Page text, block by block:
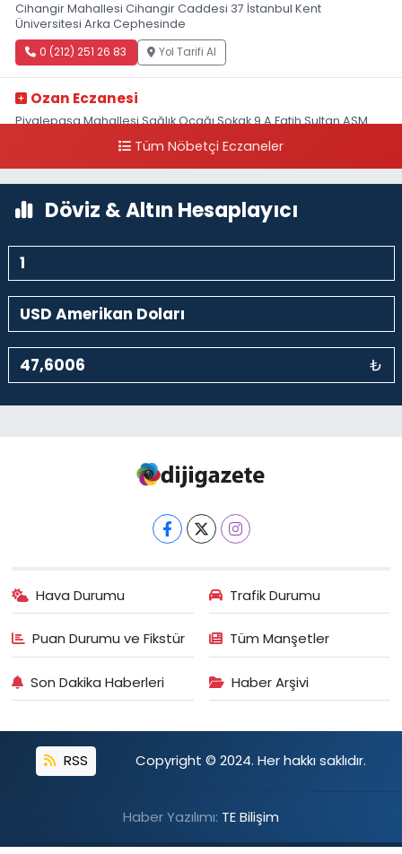
Cihangir Mahallesi Cihangir Caddesi 37 İstanbul Kent
Üniversitesi Arka Cephesinde
0 (212) 251 26 83 Yol Tarifi Al
Ozan Eczanesi
Piyalepaşa Mahallesi Sağlık Ocağı Sokak 9 A Fatih Sultan ASM
Tüm Nöbetçi Eczaneler
Döviz & Altın Hesaplayıcı
₺
Hava Durumu Trafik Durumu
Puan Durumu ve Fikstür Tüm Manşetler
Son Dakika Haberleri Haber Arşivi
RSS Copyright © 2024. Her hakkı saklıdır.
Haber Yazılımı: TE Bilişim